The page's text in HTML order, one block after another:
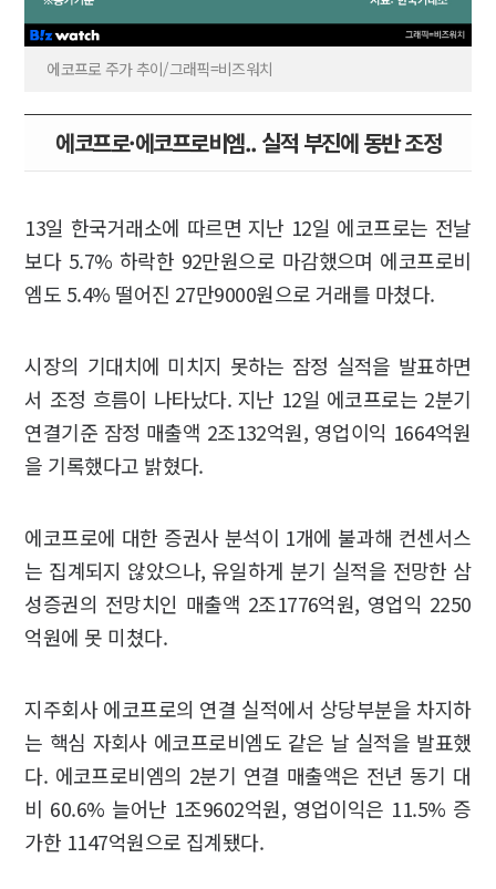
에코프로 주가 추이/그래픽=비즈워치
에코프로·에코프로비엠.. 실적 부진에 동반 조정
13일 한국거래소에 따르면 지난 12일 에코프로는 전날
보다 5.7% 하락한 92만원으로 마감했으며 에코프로비
엠도 5.4% 떨어진 27만9000원으로 거래를 마쳤다.
시장의 기대치에 미치지 못하는 잠정 실적을 발표하면
서 조정 흐름이 나타났다. 지난 12일 에코프로는 2분기
연결기준 잠정 매출액 2조132억원, 영업이익 1664억원
을 기록했다고 밝혔다.
에코프로에 대한 증권사 분석이 1개에 불과해 컨센서스
는 집계되지 않았으나, 유일하게 분기 실적을 전망한 삼
성증권의 전망치인 매출액 2조1776억원, 영업익 2250
억원에 못 미쳤다.
지주회사 에코프로의 연결 실적에서 상당부분을 차지하
는 핵심 자회사 에코프로비엠도 같은 날 실적을 발표했
다. 에코프로비엠의 2분기 연결 매출액은 전년 동기 대
비 60.6% 늘어난 1조9602억원, 영업이익은 11.5% 증
가한 1147억원으로 집계됐다.